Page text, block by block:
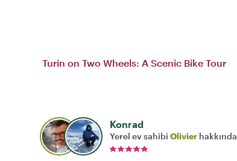
Turin on Two Wheels: A Scenic Bike Tour
Konrad
Yerel ev sahibi Olivier hakkında